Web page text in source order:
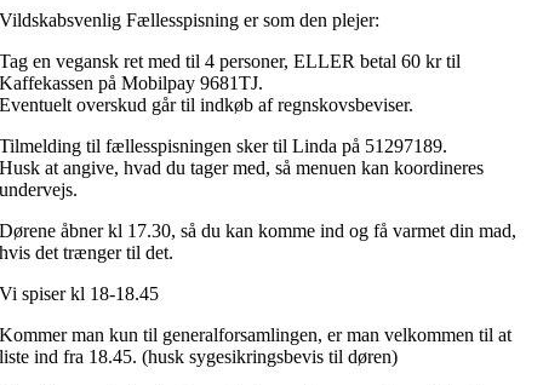
Vildskabsvenlig Fællesspisning er som den plejer:
Tag en vegansk ret med til 4 personer,ELLER betal 60 kr til
Kaffekassen på Mobilpay 9681TJ.
Eventuelt overskud går til indkøb af regnskovsbeviser.
Tilmelding til fællesspisningen sker til Linda på 51297189.
Husk at angive, hvad du tager med, så menuen kan koordineres
undervejs.
Dørene åbner kl 17.30, så du kan komme ind og få varmet din mad,
hvis det trænger til det.
Vi spiser kl 18-18.45
Kommer man kun til generalforsamlingen, er man velkommen til at
liste ind fra 18.45. (husk sygesikringsbevis til døren)